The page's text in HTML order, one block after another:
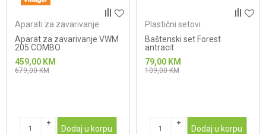
Aparati za zavarivanje
Aparat za zavarivanje VWM
205 COMBO
459,00 KM
679,00KM
Dodaj u korpu
Plastični setovi
Baštenski set Forest
antracit
79,00 KM
109,00KM
Dodaj u korpu